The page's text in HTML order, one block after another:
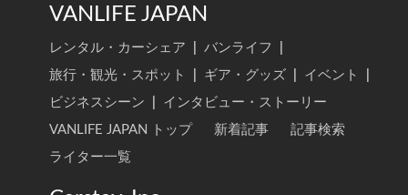
VANLIFE JAPAN
レンタル・カーシェア バンライフ
旅行・観光・スポット
ギア・グッズ イベント
ビジネスシーン
インタビュー・ストーリー
VANLIFE JAPAN トップ
新着記事
記事検索
ライター一覧